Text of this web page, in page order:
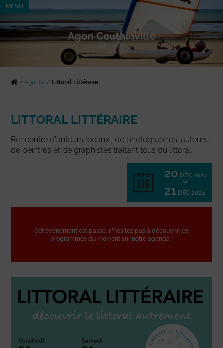
MENU
/Agenda / Littoral Littéraire
LITTORAL LITTÉRAIRE
Rencontre d'auteurs locaux , de photographes-auteurs,
de peintres et de graphistes traitant tous du littoral.
20 DÉC 2024
21 DÉC 2024
Cet événement est passé, n'hésitez pas à découvrir les
programmes du moment sur notre agenda !